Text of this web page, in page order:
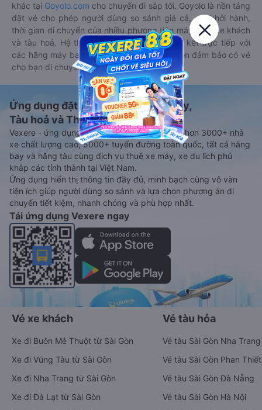
khác tại Goyolo.com cho chuyến đi sắp tới. Goyolo là nền tảng
đặt vé cho phép người dùng so sánh giá cả, giờ khởi hành,
thời gian di chuyển của nhiều phương tiện máy bay, xe khách
và tàu hoả. Hệ thống của Goyolo được liên kết trực tiếp với
các hãng máy bay, xe khách và tàu hoả, luôn đảm bảo có vé
cho bạn di chuyển.
Ứng dụng đặt vé Xe khách, Máy bay,
Tàu hoả và Thuê xe
Vexere - ứng dụng đặt vé đa phương tiện với hơn 3000+ nhà
xe chất lượng cao, 5000+ tuyến đường toàn quốc, tất cả hãng
bay và hãng tàu cùng dịch vụ thuê xe máy, xe du lịch phủ
khắp các tỉnh thành tại Việt Nam.
Ứng dụng hiển thị thông tin đầy đủ, minh bạch cùng vô vàn
tiện ích giúp người dùng so sánh và lựa chọn phương án di
chuyển tiết kiệm, nhanh chóng và phù hợp nhất.
Tải ứng dụng Vexere ngay
Vé xe khách
Xe đi Buôn Mê Thuột từ Sài Gòn
Xe đi Vũng Tàu từ Sài Gòn
Xe đi Nha Trang từ Sài Gòn
Xe đi Đà Lạt từ Sài Gòn
Vé tàu hỏa
Vé tàu Sài Gòn Nha Trang
Vé tàu Sài Gòn Phan Thiết
Vé tàu Sài Gòn Đà Nẵng
Vé tàu Sài Gòn Hà Nội